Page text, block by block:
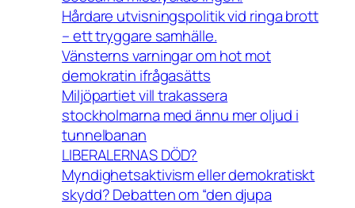
Hårdare utvisningspolitik vid ringa brott
– ett tryggare samhälle.
Vänsterns varningar om hot mot
demokratin ifrågasätts
Miljöpartiet vill trakassera
stockholmarna med ännu mer oljud i
tunnelbanan
LIBERALERNAS DÖD?
Myndighetsaktivism eller demokratiskt
skydd? Debatten om “den djupa